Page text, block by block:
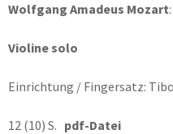
Wolfgang Amadeus Mozart:
Violine solo
Einrichtung / Fingersatz:
12 (10) S. pdf-Datei